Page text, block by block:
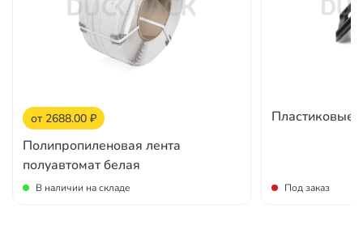
от 2688.00 ₽
Полипропиленовая лента
полуавтомат белая
В наличии на складе
Пластиковые
Под заказ